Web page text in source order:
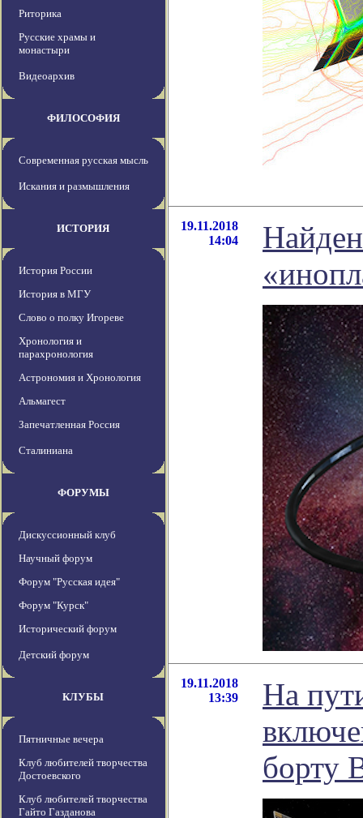
Риторика
Русские храмы и
монастыри
Видеоархив
ФИЛОСОФИЯ
Современная русская мысль
Искания и размышления
ИСТОРИЯ
История России
История в МГУ
Слово о полку Игореве
Хронология и
парахронология
Астрономия и Хронология
Альмагест
Запечатленная Россия
Сталиниана
ФОРУМЫ
Дискуссионный клуб
Научный форум
Форум "Русская идея"
Форум "Курск"
Исторический форум
Детский форум
КЛУБЫ
Пятничные вечера
Клуб любителей творчества
Достоевского
Клуб любителей творчества
Гайто Газданова
19.11.2018
14:04
19.11.2018
13:39
На
борту